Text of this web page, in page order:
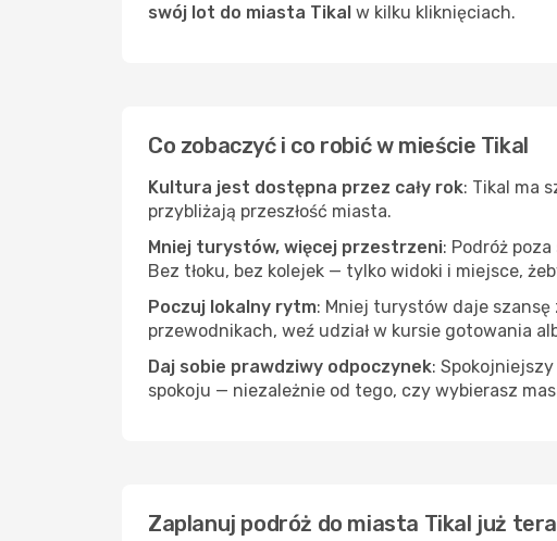
swój lot do miasta Tikal w kilku kliknięciach.
Co zobaczyć i co robić w mieście Tikal
Kultura jest dostępna przez cały rok: Tikal ma
przybliżają przeszłość miasta.
Mniej turystów, więcej przestrzeni: Podróż
Bez tłoku, bez kolejek — tylko widoki i miejsce,
Poczuj lokalny rytm: Mniej turystów daje
przewodnikach, weź udział w kursie gotowania
Daj sobie prawdziwy odpoczynek:
spokoju — niezależnie od tego, czy wybierasz
Zaplanuj podróż do miasta Tikal już